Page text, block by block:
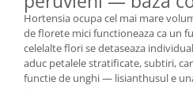
Hortensia ocupa cel mai mare
de florete mici functioneaza ca un
celelalte flori se detaseaza
aduc petalele stratificate, subtiri,
functie de unghi — lisianthusul e